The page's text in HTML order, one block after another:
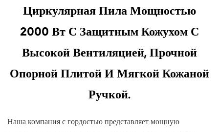
Циркулярная Пила Мощностью
2000 Вт С Защитным Кожухом С
Высокой Вентиляцией, Прочной
Опорной Плитой И Мягкой Кожаной
Ручкой.
Наша компания с гордостью представляет мощную